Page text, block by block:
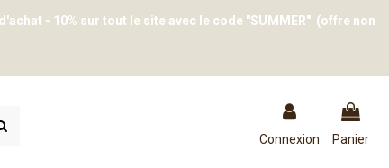
- 10% sur tout le site avec le code "SUMMER" (offre non
Connexion Panier